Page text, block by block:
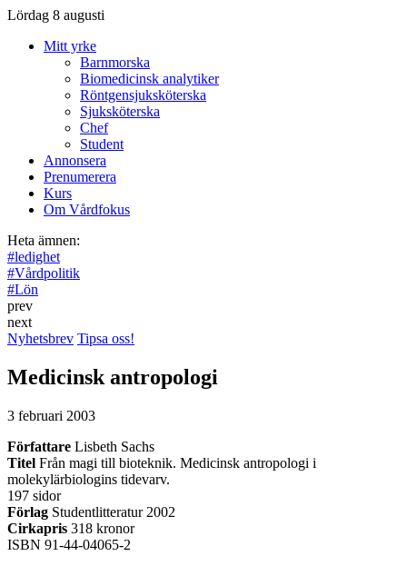
Lördag 8 augusti
Mitt yrke
Barnmorska
Biomedicinsk analytiker
Röntgensjuksköterska
Sjuksköterska
Chef
Student
Annonsera
Prenumerera
Kurs
Om Vårdfokus
Heta ämnen:
#ledighet
#Vårdpolitik
#Lön
prev
next
Nyhetsbrev Tipsa oss!
Medicinsk antropologi
3 februari 2003
Författare Lisbeth Sachs
Titel Från magi till bioteknik. Medicinsk antropologi i
molekylärbiologins tidevarv.
197 sidor
Förlag Studentlitteratur 2002
Cirkapris 318 kronor
ISBN 91-44-04065-2